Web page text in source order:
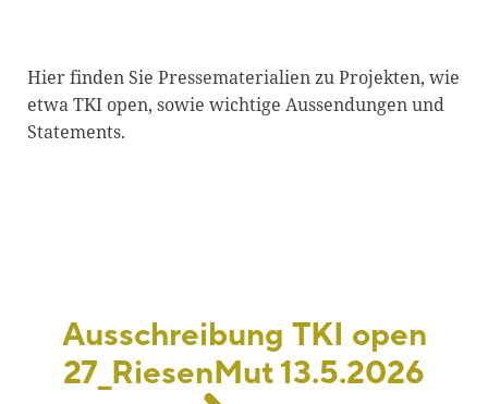
Hier finden Sie Pressematerialien zu Projekten, wie
etwa TKI open, sowie wichtige Aussendungen und
Statements.
Ausschreibung TKI open
27_RiesenMut 13.5.2026
Kontakt
Glossar
Downloads